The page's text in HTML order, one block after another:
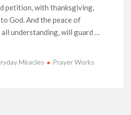
petition, with thanksgiving,
God. And the peace of
all understanding, will guard …
Miracles Prayer Works